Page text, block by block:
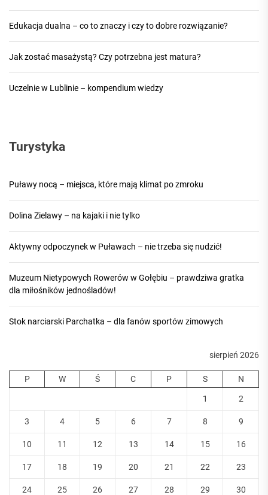
Edukacja dualna – co to znaczy i czy to dobre rozwiązanie?
Jak zostać masażystą? Czy potrzebna jest matura?
Uczelnie w Lublinie – kompendium wiedzy
Turystyka
Puławy nocą – miejsca, które mają klimat po zmroku
Dolina Zielawy – na kajaki i nie tylko
Aktywny odpoczynek w Puławach – nie trzeba się nudzić!
Muzeum Nietypowych Rowerów w Gołębiu – prawdziwa gratka
dla miłośników jednośladów!
Stok narciarski Parchatka – dla fanów sportów zimowych
sierpień 2026
P W Ś C P S N
1 2
3 4 5 6 7 8 9
10 11 12 13 14 15 16
17 18 19 20 21 22 23
24 25 26 27 28 29 30